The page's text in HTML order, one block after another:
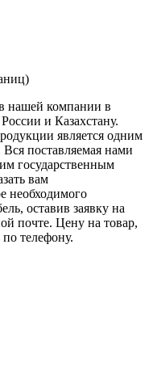
нашей компании в
и Казахстану.
является одним
поставляемая нами
государственным
вам
необходимого
оставив заявку на
почте. Цену на товар,
телефону.